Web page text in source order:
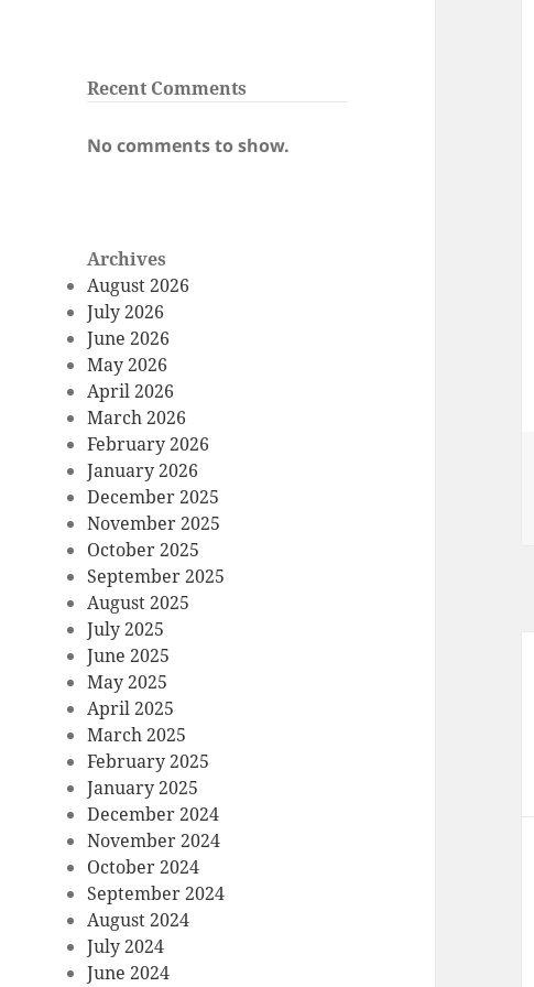
Recent Comments
No comments to show.
Archives
August 2026
July 2026
June 2026
May 2026
April 2026
March 2026
February 2026
January 2026
December 2025
November 2025
October 2025
September 2025
August 2025
July 2025
June 2025
May 2025
April 2025
March 2025
February 2025
January 2025
December 2024
November 2024
October 2024
September 2024
August 2024
July 2024
June 2024